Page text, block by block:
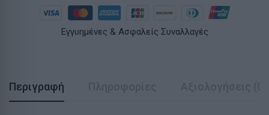
Εγγυημένες & Ασφαλείς Συναλλαγές
Περιγραφή